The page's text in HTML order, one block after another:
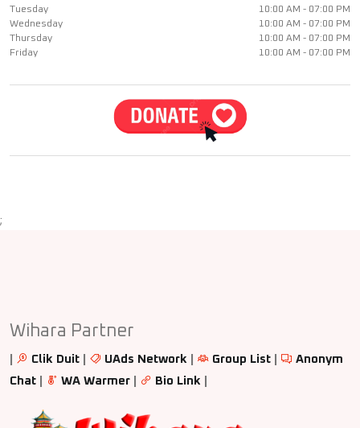
Tuesday
10:00 AM - 07:00 PM
Wednesday
10:00 AM - 07:00 PM
Thursday
10:00 AM - 07:00 PM
Friday
10:00 AM - 07:00 PM
;
Wihara Partner
Clik Duit UAds Network Group List
Anonym
Chat
WA Warmer Bio Link